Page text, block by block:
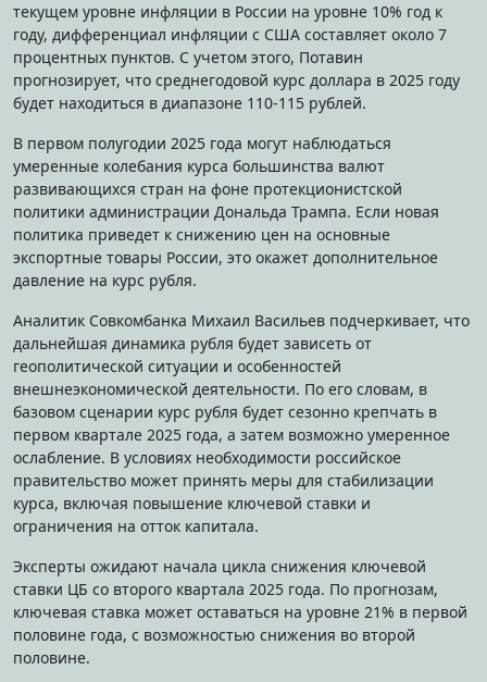
текущем уровне инфляции в России на уровне 10% год к
году, дифференциал инфляции с США составляет около 7
процентных пунктов. С учетом этого, Потавин
прогнозирует, что среднегодовой курс доллара в 2025 году
будет находиться в диапазоне 110-115 рублей.
В первом полугодии 2025 года могут наблюдаться
умеренные колебания курса большинства валют
развивающихся стран на фоне протекционистской
политики администрации Дональда Трампа. Если новая
политика приведет к снижению цен на основные
экспортные товары России, это окажет дополнительное
давление на курс рубля.
Аналитик Совкомбанка Михаил Васильев подчеркивает, что
дальнейшая динамика рубля будет зависеть от
геополитической ситуации и особенностей
внешнеэкономической деятельности. По его словам, в
базовом сценарии курс рубля будет сезонно крепчать в
первом квартале 2025 года, а затем возможно умеренное
ослабление. В условиях необходимости российское
правительство может принять меры для стабилизации
курса, включая повышение ключевой ставки и
ограничения на отток капитала.
Эксперты ожидают начала цикла снижения ключевой
ставки ЦБ со второго квартала 2025 года. По прогнозам,
ключевая ставка может оставаться на уровне 21% в первой
половине года, с возможностью снижения во второй
половине.